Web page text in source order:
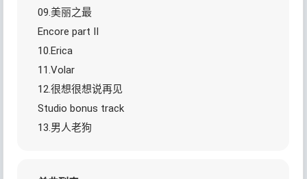
09.美丽之最
Encore part II
10.Erica
11.Volar
12.很想很想说再见
Studio bonus track
13.男人老狗